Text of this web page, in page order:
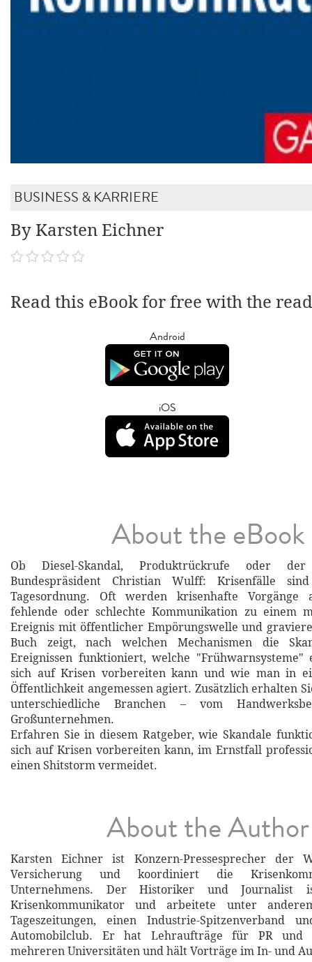
BUSINESS & KARRIERE
By Karsten Eichner
Read this eBook for free with the
Android
iOS
About the eBook
Ob Diesel-Skandal, Produktrückrufe oder
Bundespräsident Christian Wulff: Krisenfälle
Tagesordnung. Oft werden krisenhafte
fehlende oder schlechte Kommunikation zu einem
Ereignis mit öffentlicher Empörungswelle und
Buch zeigt, nach welchen Mechanismen die
Ereignissen funktioniert, welche
sich auf Krisen vorbereiten kann und wie man in
Öffentlichkeit angemessen agiert. Zusätzlich erhalten
unterschiedliche Branchen – vom
Großunternehmen.
Erfahren Sie in diesem Ratgeber, wie Skandale
sich auf Krisen vorbereiten kann, im Ernstfall
einen Shitstorm vermeidet.
About the Author
Karsten Eichner ist Konzern-Pressesprecher der
Versicherung und koordiniert die
Unternehmens. Der Historiker und Journalist
Krisenkommunikator und arbeitete unter
Tageszeitungen, einen Industrie-Spitzenverband
Automobilclub. Er hat Lehraufträge für PR und
mehreren Universitäten und hält Vorträge im In- und